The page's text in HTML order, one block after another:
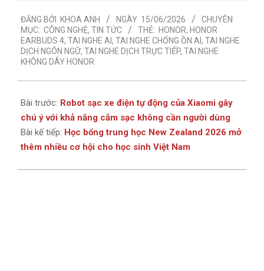
06-
15
ĐĂNG BỞI KHOA ANH NGÀY 15/06/2026
CHUYÊN
MỤC: CÔNG NGHỆ, TIN TỨC THẺ: HONOR, HONOR
EARBUDS 4, TAI NGHE AI , TAI NGHE CHỐNG ỒN AI , TAI NGHE
DỊCH NGÔN NGỮ, TAI NGHE DỊCH TRỰC TIẾP, TAI NGHE
KHÔNG DÂY HONOR
Bài trước: Robot sạc xe điện tự động của Xiaomi gây
chú ý với khả năng cắm sạc không cần người dùng
Bài kế tiếp: Học bổng trung học New Zealand 2026 mở
thêm nhiều cơ hội cho học sinh Việt Nam